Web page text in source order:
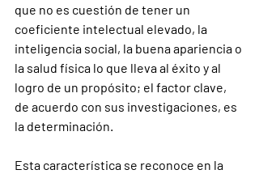
que no es cuestión de tener un
coeficiente intelectual elevado, la
inteligencia social, la buena apariencia o
la salud física lo que lleva al éxito y al
logro de un propósito; el factor clave,
de acuerdo con sus investigaciones, es
la determinación.
Esta característica se reconoce en la